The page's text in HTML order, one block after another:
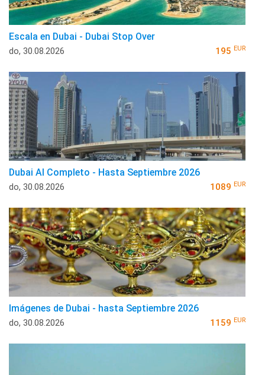
Escala en Dubai - Dubai Stop Over
do, 30.08.2026 195 EUR
Dubai Al Completo - Hasta Septiembre 2026
do, 30.08.2026 1089 EUR
Imágenes de Dubai - hasta Septiembre 2026
do, 30.08.2026 1159 EUR